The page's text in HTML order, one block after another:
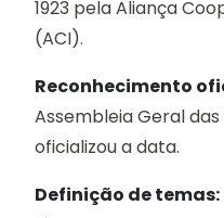
1923 pela Aliança
(ACI).
Reconhecimento
Assembleia Geral das
oficializou a data.
Definição de temas: